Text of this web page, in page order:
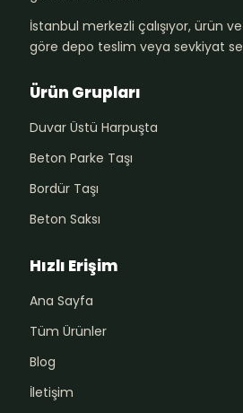
İstanbul merkezli çalışıyor, ürün
göre depo teslim veya sevkiyat
Ürün Grupları
Duvar Üstü Harpuşta
Beton Parke Taşı
Bordür Taşı
Beton Saksı
Hızlı Erişim
Ana Sayfa
Tüm Ürünler
Blog
İletişim